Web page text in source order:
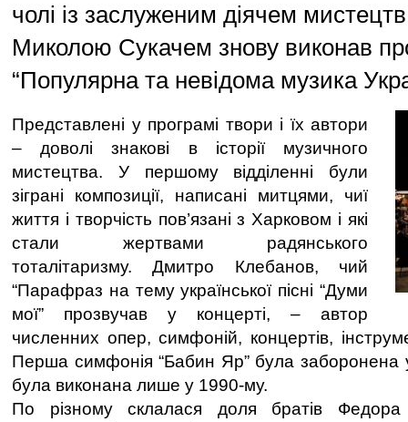
чолі із заслуженим діячем
Миколою Сукачем знову виконав
“Популярна та невідома музика
Представлені у програмі твори і їх автори
– доволі знакові в історії музичного
мистецтва. У першому відділенні були
зіграні композиції, написані митцями, чиї
життя і творчість пов’язані з Харковом і які
стали жертвами радянського
тоталітаризму. Дмитро Клебанов, чий
“Парафраз на тему української пісні “Думи
мої” прозвучав у концерті, – автор
численних опер, симфоній, концертів,
Перша симфонія “Бабин Яр” була заборонена
була виконана лише у 1990-му.
По різному склалася доля братів